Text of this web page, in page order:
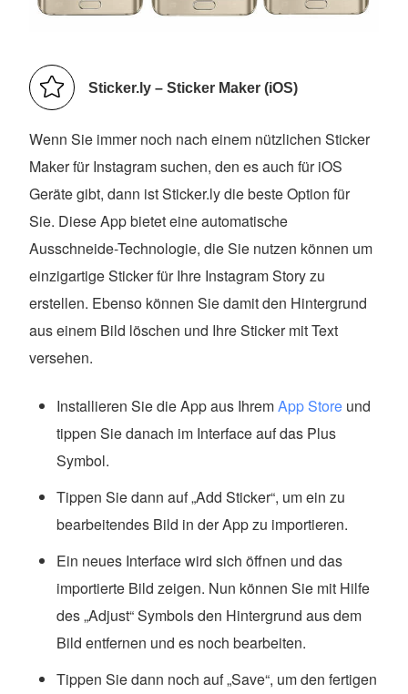
Sticker.ly – Sticker Maker (iOS)
Wenn Sie immer noch nach einem nützlichen Sticker
Maker für Instagram suchen, den es auch für iOS
Geräte gibt, dann ist Sticker.ly die beste Option für
Sie. Diese App bietet eine automatische
Ausschneide-Technologie, die Sie nutzen können um
einzigartige Sticker für Ihre Instagram Story zu
erstellen. Ebenso können Sie damit den Hintergrund
aus einem Bild löschen und Ihre Sticker mit Text
versehen.
Installieren Sie die App aus IhremApp Store und
tippen Sie danach im Interface auf das Plus
Symbol.
Tippen Sie dann auf „Add Sticker“, um ein zu
bearbeitendes Bild in der App zu importieren.
Ein neues Interface wird sich öffnen und das
importierte Bild zeigen. Nun können Sie mit Hilfe
des „Adjust“ Symbols den Hintergrund aus dem
Bild entfernen und es noch bearbeiten.
Tippen Sie dann noch auf „Save“, um den fertigen